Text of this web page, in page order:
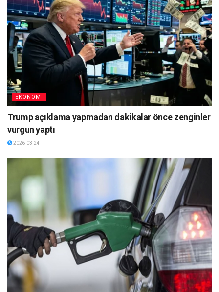
EKONOMI
Trump açıklama yapmadan dakikalar önce zenginler
vurgun yaptı
2026-03-24